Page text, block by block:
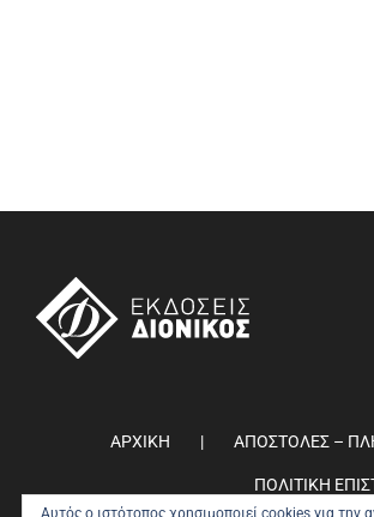
ΑΡΧΙΚΗ ΑΠΟΣΤΟΛΕΣ –
ΠΟΛΙΤΙΚΗ
Αυτός ο ιστότοπος χρησιμοποιεί cookies για την